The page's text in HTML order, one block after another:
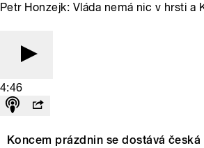
Petr Honzejk: Vláda nemá nic v hrsti a
4:46
Koncem prázdnin se dostává